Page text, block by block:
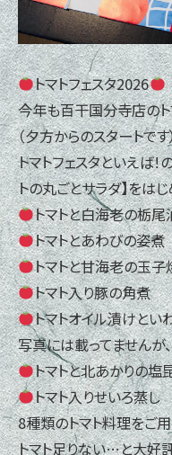
トマトフェスタ2026
今年も百干国分寺店のト
（夕方からのスタートです
トマトフェスタといえば
トの丸ごとサラダ】をはじ
トマトと白海老の栃
トマトとあわびの姿煮
トマトと甘海老の玉子
トマト入り豚の角煮
トマトオイル漬けとい
写真には載ってませんが、
トマトと北あかりの塩
トマト入りせいろ蒸し
8種類のトマト料理をご用
トマト足りない…と大好